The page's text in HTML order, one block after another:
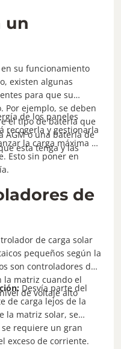
un
su funcionamiento
existen algunas
para que su
Por ejemplo, se deben
el tipo de batería que
AGM o una batería de
esta tenga y las
de los paneles
recogerla y gestionarla
la carga máxima en
Esto sin poner en
de
de carga solar
pequeños según la
son controladores de
la matriz cuando el
de voltaje alto
Desvía parte del
de carga lejos de la
la matriz solar, se
requiere un gran
exceso de corriente.